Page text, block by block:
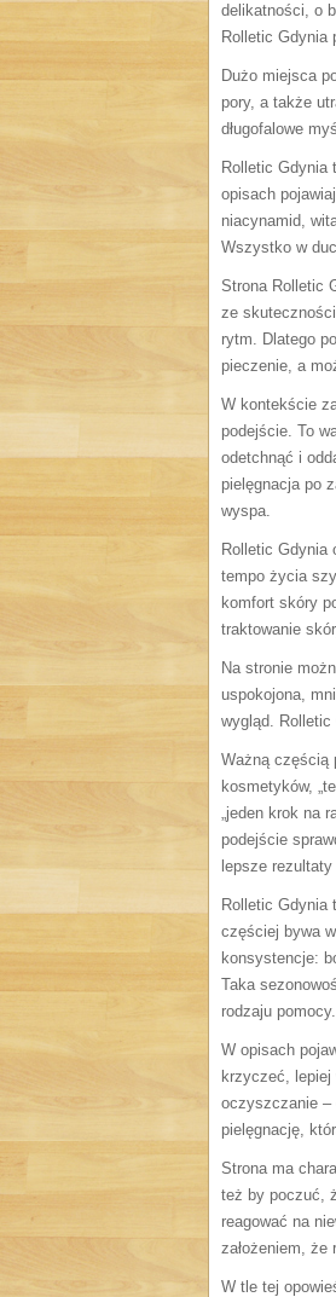
delikatności, o
Rolletic Gdynia
Dużo miejsca
pory, a także
długofalowe
Rolletic Gdynia
opisach
niacynamid,
Wszystko w
Strona Rolletic
ze
rytm. Dlatego
pieczenie, a
W kontekście
podejście. To
odetchnąć i
pielęgnacja po
wyspa.
Rolletic Gdynia
tempo życia
komfort skóry
traktowanie
Na stronie
uspokojona,
wygląd.
Ważną częścią
kosmetyków,
„jeden krok na
podejście
lepsze
Rolletic Gdynia
częściej bywa
konsystencje:
Taka
rodzaju pomocy.
W opisach
krzyczeć, lepiej
oczyszczanie –
pielęgnację,
Strona ma
też by poczuć,
reagować na
założeniem, że
W tle tej